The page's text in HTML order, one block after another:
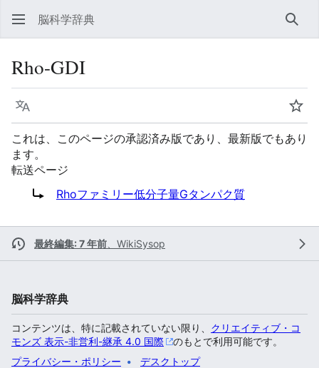
脳科学辞典 検索
Rho-GDI
言語
ウ
これは、このページの承認済み版であり、最新版でもあり
ます。
転送ページ
転送先:
Rhoファミリー低分子量Gタンパク質
最終編集: 7 年前 WikiSysop
脳科学辞典
コンテンツは、特に記載されていない限り、 クリエイティブ・コ
モンズ 表示-非営利-継承 4.0 国際
のもとで利用可能です。
プライバシー・ポリシー
デスクトップ